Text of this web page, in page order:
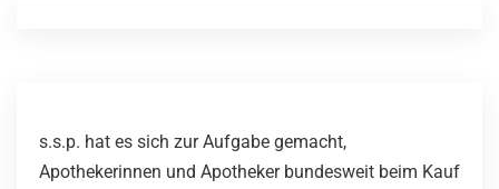
s.s.p. hat es sich zur Aufgabe gemacht,
Apothekerinnen und Apotheker bundesweit beim Kauf